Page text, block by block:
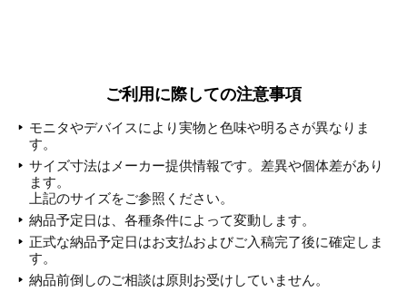
ご利用に際しての注意事項
モニタやデバイスにより実物と色味や明るさが異なりま
す。
サイズ寸法はメーカー提供情報です。差異や個体差があり
ます。
上記のサイズをご参照ください。
納品予定日は、各種条件によって変動します。
正式な納品予定日はお支払およびご入稿完了後に確定しま
す。
納品前倒しのご相談は原則お受けしていません。